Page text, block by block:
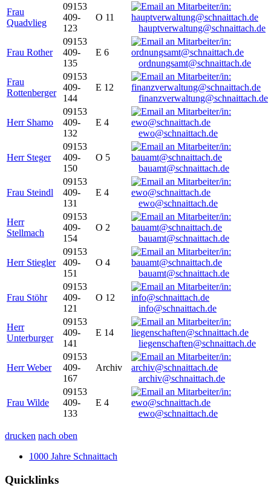
Frau
Quadvlieg
09153
409-
123
O 11
hauptverwaltung@schnaittach.de
Frau Rother
09153
409-
135
E 6
ordnungsamt@schnaittach.de
Frau
Rottenberger
09153
409-
144
E 12
finanzverwaltung@schnaittach.de
Herr Shamo
09153
409-
132
E 4
ewo@schnaittach.de
Herr Steger
09153
409-
150
O 5
bauamt@schnaittach.de
Frau Steindl
09153
409-
131
E 4
ewo@schnaittach.de
Herr
Stellmach
09153
409-
154
O 2
bauamt@schnaittach.de
Herr Stiegler
09153
409-
151
O 4
bauamt@schnaittach.de
Frau Stöhr
09153
409-
121
O 12
info@schnaittach.de
Herr
Unterburger
09153
409-
141
E 14
liegenschaften@schnaittach.de
Herr Weber
09153
409-
167
Archiv
archiv@schnaittach.de
Frau Wilde
09153
409-
133
E 4
ewo@schnaittach.de
drucken nach oben
1000 Jahre Schnaittach
Quicklinks